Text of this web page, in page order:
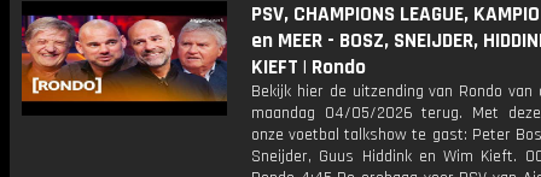
PSV, CHAMPIONS LEAGUE,
en MEER - BOSZ, SNEIJDER,
KIEFT | Rondo
Bekijk hier de uitzending van Rondo van
maandag 04/05/2026 terug. Met
onze voetbal talkshow te gast: Peter
Sneijder, Guus Hiddink en Wim Kieft.